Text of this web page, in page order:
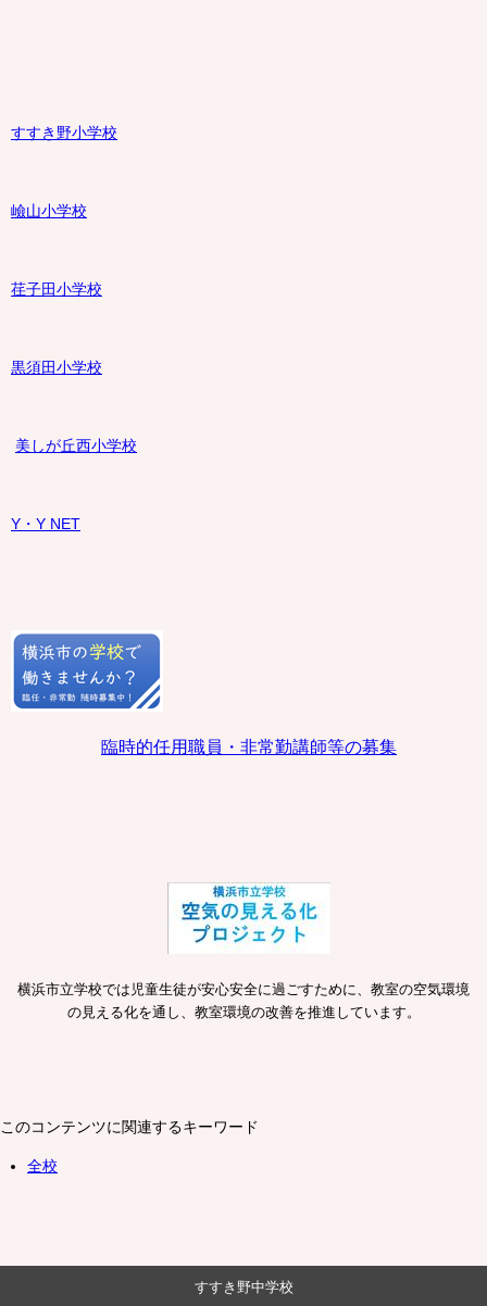
すすき野小学校
嶮山小学校
荏子田小学校
黒須田小学校
美しが丘西小学校
Y・Y NET
臨時的任用職員・非常勤講師等の募集
横浜市立学校では児童生徒が安心安全に過ごすために、教室の空気環境
の見える化を通し、教室環境の改善を推進しています。
このコンテンツに関連するキーワード
全校
すすき野中学校